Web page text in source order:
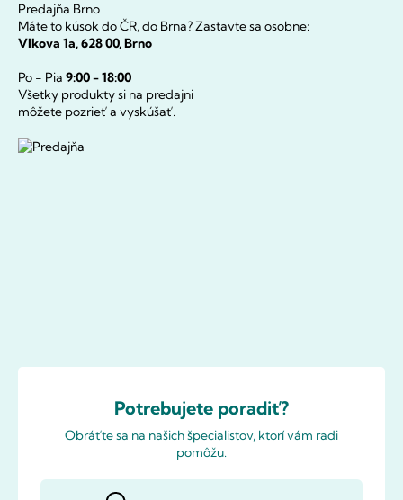
Predajňa Brno
Máte to kúsok do ČR, do Brna? Zastavte sa osobne:
Vlkova 1a, 628 00, Brno
Po - Pia 9:00 - 18:00
Všetky produkty si na predajni
môžete pozrieť a vyskúšať.
Potrebujete poradiť?
Obráťte sa na našich špecialistov, ktorí vám radi
pomôžu.